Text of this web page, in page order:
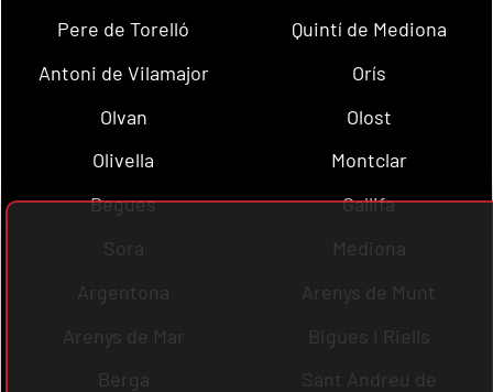
Pere de Torelló
Quintí de Mediona
Antoni de Vilamajor
Orís
Olvan
Olost
Olivella
Montclar
Begues
Gallifa
Sora
Mediona
Argentona
Arenys de Munt
Arenys de Mar
Bigues i Riells
Berga
Sant Andreu de